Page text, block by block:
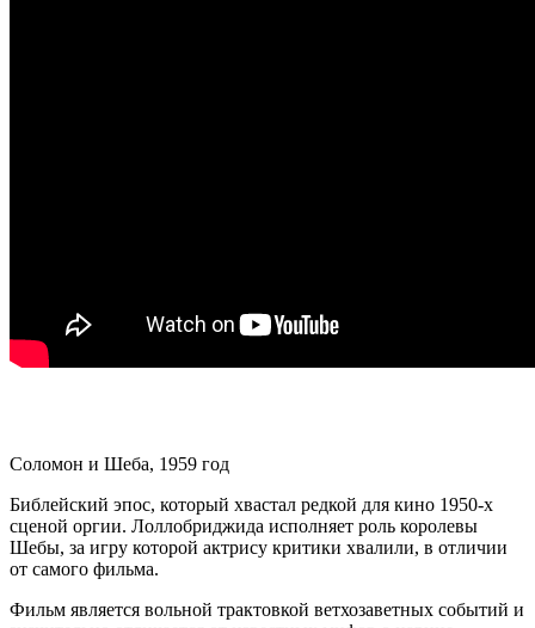
Соломон и Шеба, 1959 год
Библейский эпос, который хвастал редкой для кино 1950-х
сценой оргии. Лоллобриджида исполняет роль королевы
Шебы, за игру которой актрису критики хвалили, в отличии
от самого фильма.
Фильм является вольной трактовкой ветхозаветных событий и